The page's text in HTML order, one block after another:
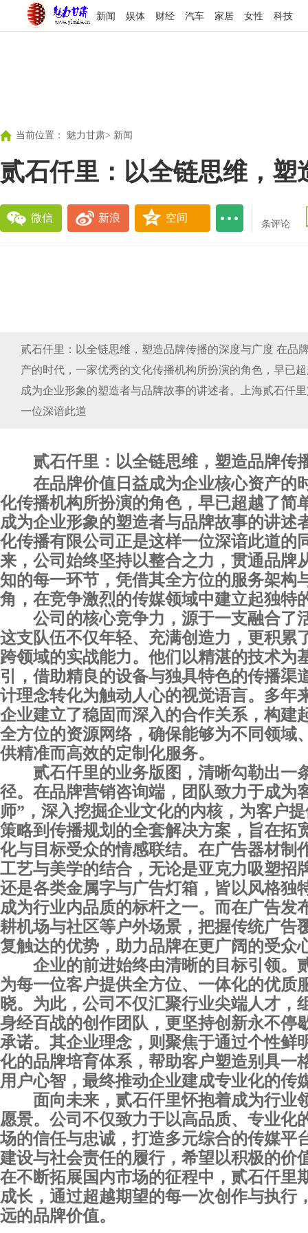
新闻 娱体 财经 汽车 家居 女性 科技
当前位置： 魅力甘肃> 新闻
贰石仟里：以全链思维，
微信 新浪 空间
条评论
贰石仟里：以全链思维，塑造品牌传播的深度与广度 在品
产的时代，一家优秀的文化传播机构所扮演的角色，早已
成为企业形象的塑造者与品牌故事的讲述者。上海贰石仟
一位深谙此道
贰石仟里：以全链思维，塑造品牌传
在品牌价值日益成为企业核心资产的
化传播机构所扮演的角色，早已超越了简
成为企业形象的塑造者与品牌故事的讲述
化传播有限公司正是这样一位深谙此道的
来，公司始终坚持以整合之力，贯通品牌
知的每一环节，凭借其全方位的服务架构
角，在竞争激烈的传媒领域中建立起独特
公司的核心竞争力，源于一支融合了
这支队伍不仅年轻、充满创造力，更积累
跨领域的实战能力。他们以精湛的技术为
引，借助精良的设备与独具特色的传播渠
计理念转化为触动人心的视觉语言。多年
企业建立了稳固而深入的合作关系，构建
全方位的资源网络，确保能够为不同领域
供精准而高效的定制化服务。
贰石仟里的业务版图，清晰勾勒出一
径。在品牌营销咨询端，团队致力于成为
师”，深入挖掘企业文化的内核，为客户
策略到传播规划的全套解决方案，旨在拓
化与目标受众的情感联结。在广告器材制
工艺与美学的结合，无论是亚克力吸塑招
还是各类金属字与广告灯箱，皆以风格独
成为行业内品质的标杆之一。而在广告发
耕机场与社区等户外场景，把握传统广告
复触达的优势，助力品牌在更广阔的受众
企业的前进始终由清晰的目标引领。
为每一位客户提供全方位、一体化的优质
晓。为此，公司不仅汇聚行业尖端人才，
身经百战的创作团队，更坚持创新永不停
承诺。其企业理念，则聚焦于通过个性鲜
化的品牌培育体系，帮助客户塑造别具一
用户心智，最终推动企业建成专业化的传
面向未来，贰石仟里怀抱着成为行业
愿景。公司不仅致力于以高品质、专业化
场的信任与忠诚，打造多元综合的传媒平
建设与社会责任的履行，希望以积极的价
在不断拓展国内市场的征程中，贰石仟里
成长，通过超越期望的每一次创作与执行
远的品牌价值。